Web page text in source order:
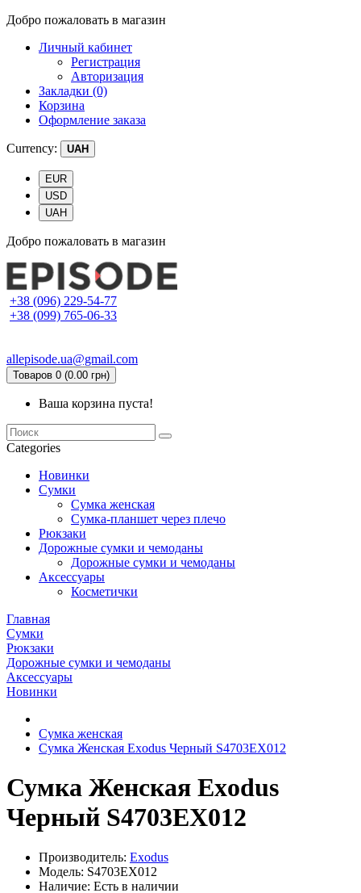
Добро пожаловать в магазин
Личный кабинет
Регистрация
Авторизация
Закладки (0)
Корзина
Оформление заказа
Currency: UAH
EUR
USD
UAH
Добро пожаловать в магазин
+38 (096) 229-54-77
+38 (099) 765-06-33
allepisode.ua@gmail.com
Товаров 0 (0.00 грн)
Ваша корзина пуста!
Categories
Новинки
Сумки
Сумка женская
Сумка-планшет через плечо
Рюкзаки
Дорожные сумки и чемоданы
Дорожные сумки и чемоданы
Аксессуары
Косметички
Главная
Сумки
Рюкзаки
Дорожные сумки и чемоданы
Аксессуары
Новинки
Сумка женская
Сумка Женская Exodus Черный S4703EX012
Сумка Женская Exodus
Черный S4703EX012
Производитель: Exodus
Модель: S4703EX012
Наличие: Есть в наличии